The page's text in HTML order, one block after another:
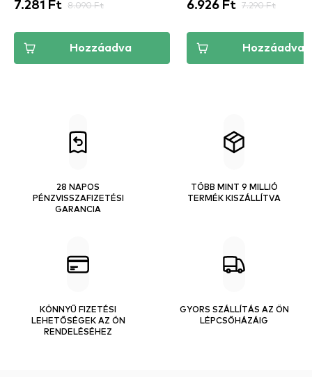
7.281 Ft 8.090 Ft
Hozzáadva
6.926 Ft 7.290 Ft
Hozzáadva
28 NAPOS
PÉNZVISSZAFIZETÉSI
GARANCIA
TÖBB MINT 9 MILLIÓ
TERMÉK KISZÁLLÍTVA
KÖNNYŰ FIZETÉSI
LEHETŐSÉGEK AZ ÖN
RENDELÉSÉHEZ
GYORS SZÁLLÍTÁS AZ ÖN
LÉPCSŐHÁZÁIG